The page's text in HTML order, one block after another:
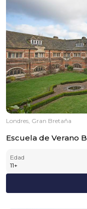
Londres, Gran Bretaña
Escuela de Verano
Edad
11+